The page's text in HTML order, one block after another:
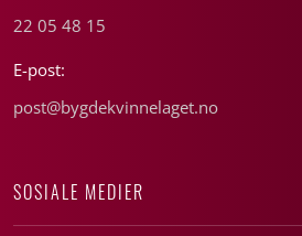
22 05 48 15
E-post:
post@bygdekvinnelaget.no
SOSIALE MEDIER